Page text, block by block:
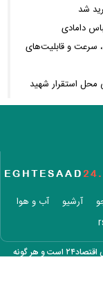
شد
دامادی
سرعت و قابلیت‌های
محل استقرار شهید
کنند؟
+ فهرست کامل
یک راهبرد جنجالی
اول را می‌زند؟
آرشیو
آب و هوا
کلیه حقوق این وب سایت متعلق به وب سایت خبری و تحلیلی اقتصاد۲۴ است و هر گونه